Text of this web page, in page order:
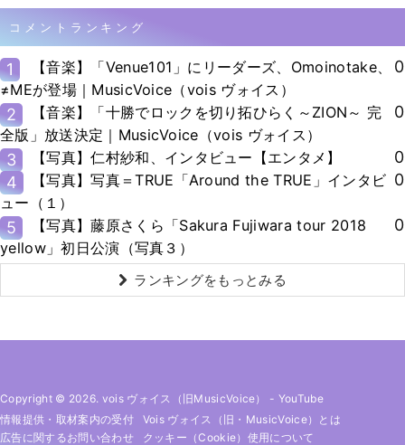
コメントランキング
1
【音楽】「Venue101」にリーダーズ、Omoinotake、
≠MEが登場｜MusicVoice（vois ヴォイス）
0
2
【音楽】「十勝でロックを切り拓ひらく～ZION～ 完
全版」放送決定｜MusicVoice（vois ヴォイス）
0
3 【写真】仁村紗和、インタビュー【エンタメ】
0
4
【写真】写真＝TRUE「Around the TRUE」インタビ
ュー（１）
0
5
【写真】藤原さくら「Sakura Fujiwara tour 2018
yellow」初日公演（写真３）
0
ランキングをもっとみる
Copyright © 2026. vois ヴォイス（旧MusicVoice） - YouTube
情報提供・取材案内の受付
Vois ヴォイス（旧・MusicVoice）とは
広告に関するお問い合わせ
クッキー（cookie）使用について